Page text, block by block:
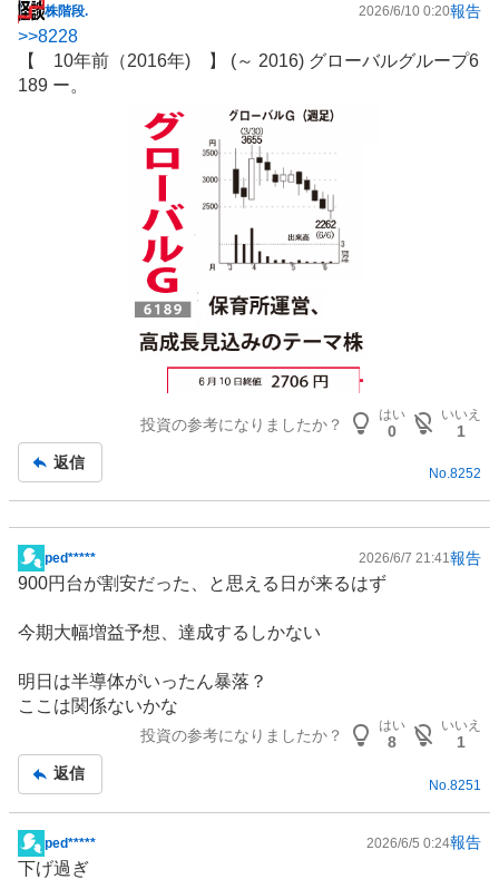
掲
示
板
記
株階段. 2026/6/10 0:20報告
>>8228
【 10年前（2016年) 】 (～ 2016) グローバルグループ6
189 ー。
投資の参考になりましたか？
はい
0
いいえ
1
返信
No.8252
掲
示
記
ped***** 2026/6/7 21:41報告
900円台が割安だった、と思える日が来るはず
今期大幅増益予想、達成するしかない
明日は半導体がいったん暴落？
ここは関係ないかな
投資の参考になりましたか？
はい
8
いいえ
1
返信
No. 8251
掲
示
ped***** 2026/6/5 0:24報告
下げ過ぎ